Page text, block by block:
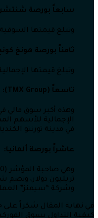
سابعاً بورصة
وتبلغ قيمتها السوقية الإجمالية
ثامناً بورصة هونغ
وتبلغ قيمتها الإجمالية 3.1 تريليون
تاسعاً (TMX Group):
وهذه أكبر سوق مالي
في مدينة تورنتو
عاشراً بورصة ألمانيا:
تريليون دولار، وتضم
وشركة “سيمنز”
في نهاية المقال شكراً
كيفية التداول بسوق